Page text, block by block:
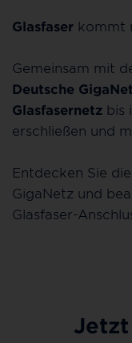
Glasfaser kommt
Gemeinsam mit
Deutsche
Glasfasernetz bis
erschließen und
Entdecken Sie
GigaNetz und
Glasfaser-